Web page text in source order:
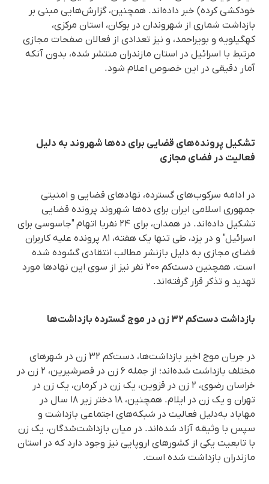
خودکشی کرده) خبر داده‌اند. همچنین، گزارش‌هایی مبنی بر
بازداشت شماری از شهروندان در بوکان، استان مرکزی،
کهگیلویه و بویراحمد، و نیز تعدادی از فعالان صفحات مجازی
مرتبط با اسرائیل در استان مازندران منتشر شده، بدون آنکه
آمار دقیقی در این خصوص اعلام شود.
تشکیل پرونده‌های قضایی برای ده‌ها شهروند به دلیل
فعالیت در فضای مجازی
در ادامه سرکوب‌های گسترده، نهادهای قضایی و امنیتی
جمهوری اسلامی ایران برای ده‌ها شهروند پرونده قضایی
تشکیل داده‌اند. در همدان، برای ۲۴ نفربا اتهام "جاسوسی برای
اسرائیل" و در یزد، طی تنها یک هفته، ۸۱ پرونده علیه کاربران
فضای مجازی به دلیل بازنشر مطالب انتقادی گشوده شده
است. همچنین دست‌کم ۲۰۰ نفر نیز از سوی این نهادها مورد
تهدید و تذکر قرار گرفته‌اند.
بازداشت دست‌کم ۳٢ زن در موج گستردە بازداشت‌ها
در جریان موج اخیر بازداشت‌ها، دست‌کم ۳۲ زن در شهرهای
مختلف بازداشت شده‌اند؛ از جمله ۶ زن در قصرشیرین، ۲ زن در
خراسان رضوی، ۲ زن در قزوین، یک زن در کرمان، یک زن در
تهران و یک زن در ایلام. همچنین، ۱۸ دختر زیر ۱۸ سال در
مهاباد به‌دلیل فعالیت در شبکه‌های اجتماعی بازداشت و
سپس با وثیقه آزاد شده‌اند. در میان بازداشت‌شدگان، یک زن
با تابعیت یکی از کشورهای اروپایی نیز وجود دارد که در استان
مازندران بازداشت شده است.